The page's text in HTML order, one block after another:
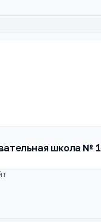
школа № 1